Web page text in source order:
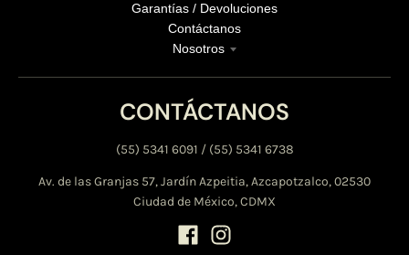
Garantías / Devoluciones
Contáctanos
Nosotros
CONTÁCTANOS
(55) 5341 6091 / (55) 5341 6738
Av. de las Granjas 57, Jardín Azpeitia, Azcapotzalco, 02530
Ciudad de México, CDMX